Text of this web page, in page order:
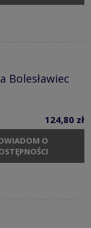
Bolesławiec
124,80 zł
O